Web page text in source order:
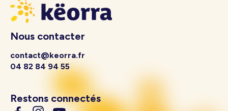
Nous contacter
contact@keorra.fr
04 82 84 94 55
Restons connectés